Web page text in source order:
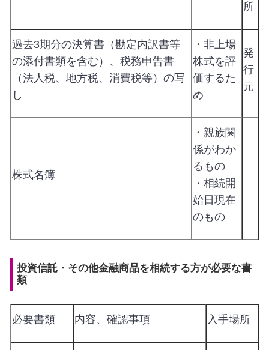
所
過去3期分の決算書（勘定内訳書等
の添付書類を含む）、税務申告書
（法人税、地方税、消費税等）の写
し
・非上場
株式を評
価するた
め
発
行
元
株式名簿
・親族関
係がわか
るもの
・相続開
始日現在
のもの
投資信託・その他金融商品を相続する方が必要な書
類
必要書類 内容、確認事項 入手場所